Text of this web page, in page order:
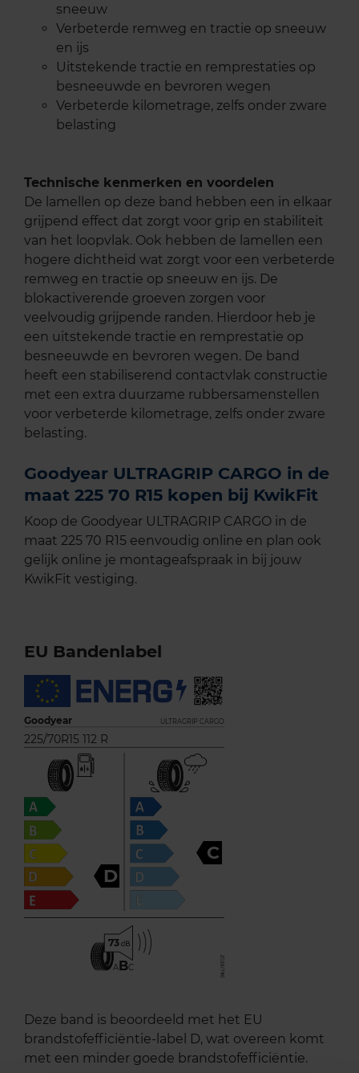
sneeuw
Verbeterde remweg en tractie op sneeuw
en ijs
Uitstekende tractie en remprestaties op
besneeuwde en bevroren wegen
Verbeterde kilometrage, zelfs onder zware
belasting
Technische kenmerken en voordelen
De lamellen op deze band hebben een in elkaar
grijpend effect dat zorgt voor grip en stabiliteit
van het loopvlak. Ook hebben de lamellen een
hogere dichtheid wat zorgt voor een verbeterde
remweg en tractie op sneeuw en ijs. De
blokactiverende groeven zorgen voor
veelvoudig grijpende randen. Hierdoor heb je
een uitstekende tractie en remprestatie op
besneeuwde en bevroren wegen. De band
heeft een stabiliserend contactvlak constructie
met een extra duurzame rubbersamenstellen
voor verbeterde kilometrage, zelfs onder zware
belasting.
Goodyear ULTRAGRIP CARGO in de
maat 225 70 R15 kopen bij KwikFit
Koop de Goodyear ULTRAGRIP CARGO in de
maat 225 70 R15 eenvoudig online en plan ook
gelijk online je montageafspraak in bij jouw
KwikFit vestiging.
EU Bandenlabel
Goodyear ULTRAGRIP CARGO
225/70R15 112 R
D
C
73
ABC
Deze band is beoordeeld met het EU
brandstofefficiëntie-label D, wat overeen komt
met een minder goede brandstofefficiëntie.